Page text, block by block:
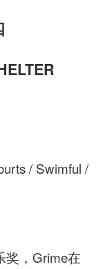
/ Swimful /
奖，Grime在